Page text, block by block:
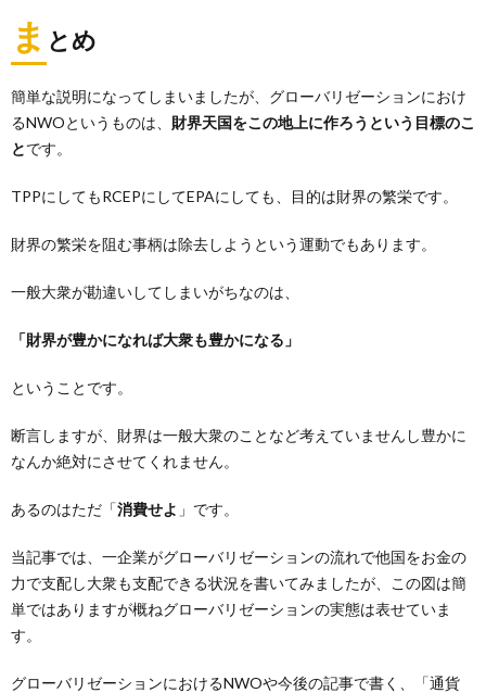
ま とめ
簡単な説明になってしまいましたが、グローバリゼーションにおけ
るNWOというものは、 財界天国をこの地上に作ろうという目標のこ
とです。
TPPにしてもRCEPにしてEPAにしても、目的は財界の繁栄です。
財界の繁栄を阻む事柄は除去しようという運動でもあります。
一般大衆が勘違いしてしまいがちなのは、
「財界が豊かになれば大衆も豊かになる」
ということです。
断言しますが、財界は一般大衆のことなど考えていませんし豊かに
なんか絶対にさせてくれません。
あるのはただ「消費せよ 」です。
当記事では、一企業がグローバリゼーションの流れで他国をお金の
力で支配し大衆も支配できる状況を書いてみましたが、この図は簡
単ではありますが概ねグローバリゼーションの実態は表せていま
す。
グローバリゼーションにおけるNWOや今後の記事で書く、「通貨